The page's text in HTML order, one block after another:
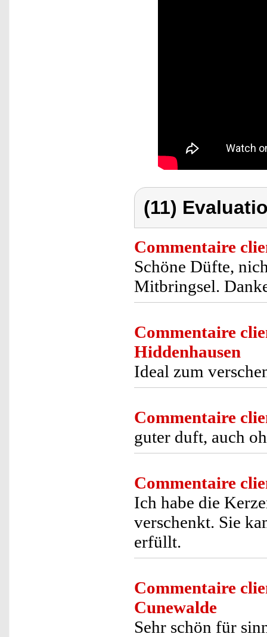
(11)
Commentaire
Schöne Düfte,
Mitbringsel.
Commentaire
Hiddenhausen
Ideal zum
Commentaire
guter duft, auch
Commentaire
Ich habe die
verschenkt. Sie
erfüllt.
Commentaire
Cunewalde
Sehr schön für